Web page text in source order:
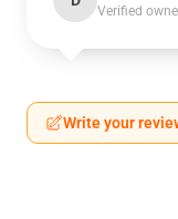
Verified
Write your